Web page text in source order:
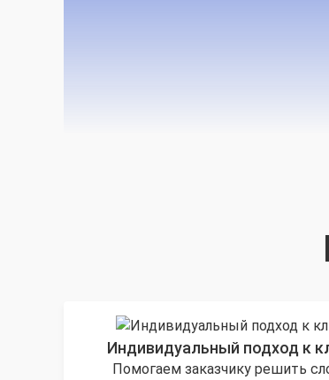
Индивидуальный подход к
Помогаем заказчику решить